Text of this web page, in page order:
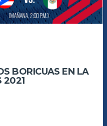
BORICUAS EN LA
2021